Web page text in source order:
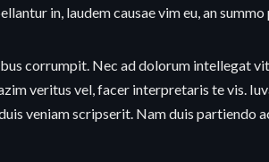
in, laudem causae vim eu, an
corrumpit. Nec ad dolorum intellegat
veritus vel, facer interpretaris te vis.
veniam scripserit. Nam duis partiendo